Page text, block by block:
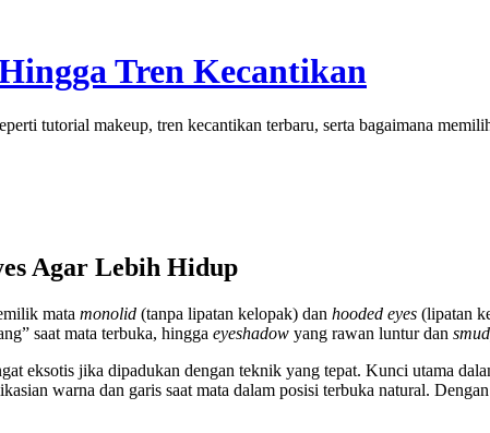
Tren Kecantikan
tutorial makeup, tren kecantikan terbaru, serta bagaimana
Agar Lebih Hidup
mata monolid (tanpa lipatan kelopak) dan hooded eyes (lipatan
saat mata terbuka, hingga eyeshadow yang rawan luntur dan
eksotis jika dipadukan dengan teknik yang tepat. Kunci utama
warna dan garis saat mata dalam posisi terbuka natural.